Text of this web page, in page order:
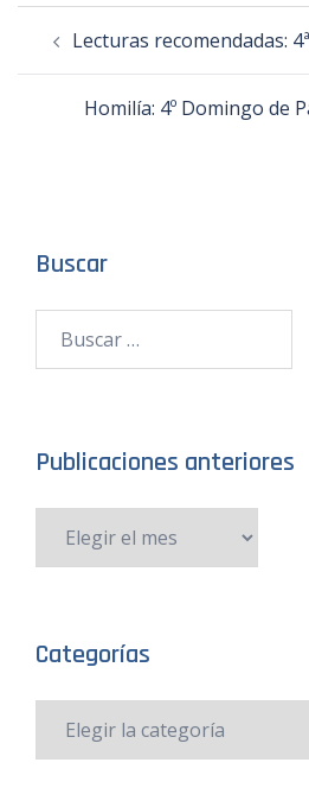
Lecturas recomendadas:
Homilía: 4º Domingo de
Buscar
Publicaciones anteriores
Categorías